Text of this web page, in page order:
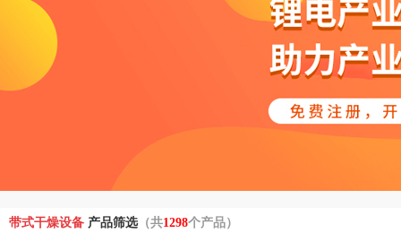
带式干燥设备 产品筛选（共1298个产品）